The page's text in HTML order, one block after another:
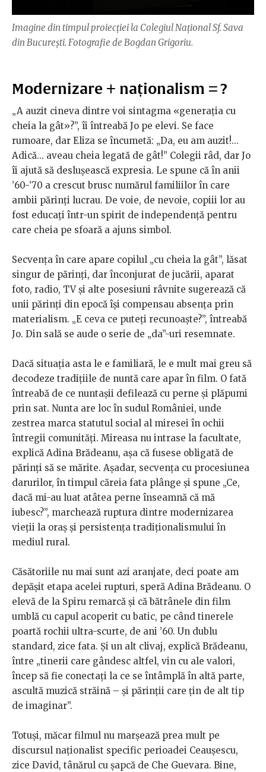
Imagine din timpul proiecției la Colegiul Național Sf. Sava
din București. Fotografie de Bogdan Grigoriu.
Modernizare + naționalism = ?
„A auzit cineva dintre voi sintagma «generația cu
cheia la gât»?”, îi întreabă Jo pe elevi. Se face
rumoare, dar Eliza se încumetă: „Da, eu am auzit!...
Adică... aveau cheia legată de gât!” Colegii râd, dar Jo
îi ajută să deslușească expresia. Le spune că în anii
’60-’70 a crescut brusc numărul familiilor în care
ambii părinți lucrau. De voie, de nevoie, copiii lor au
fost educați într-un spirit de independență pentru
care cheia pe sfoară a ajuns simbol.
Secvența în care apare copilul „cu cheia la gât”, lăsat
singur de părinți, dar înconjurat de jucării, aparat
foto, radio, TV și alte posesiuni râvnite sugerează că
unii părinți din epocă își compensau absența prin
materialism. „E ceva ce puteți recunoaște?”, întreabă
Jo. Din sală se aude o serie de „da”-uri resemnate.
Dacă situația asta le e familiară, le e mult mai greu să
decodeze tradițiile de nuntă care apar în film. O fată
întreabă de ce nuntașii defilează cu perne și plăpumi
prin sat. Nunta are loc în sudul României, unde
zestrea marca statutul social al miresei în ochii
întregii comunități. Mireasa nu intrase la facultate,
explică Adina Brădeanu, așa că fusese obligată de
părinți să se mărite. Așadar, secvența cu procesiunea
darurilor, în timpul căreia fata plânge și spune „Ce,
dacă mi-au luat atâtea perne înseamnă că mă
iubesc?”, marchează ruptura dintre modernizarea
vieții la oraș și persistența tradiționalismului în
mediul rural.
Căsătoriile nu mai sunt azi aranjate, deci poate am
depășit etapa acelei rupturi, speră Adina Brădeanu. O
elevă de la Spiru remarcă și că bătrânele din film
umblă cu capul acoperit cu batic, pe când tinerele
poartă rochii ultra-scurte, de ani ’60. Un dublu
standard, zice fata. Și un alt clivaj, explică Brădeanu,
între „tinerii care gândesc altfel, vin cu ale valori,
încep să fie conectați la ce se întâmplă în altă parte,
ascultă muzică străină – și părinții care țin de alt tip
de imaginar”.
Totuși, măcar filmul nu marșează prea mult pe
discursul naționalist specific perioadei Ceaușescu,
zice David, tânărul cu șapcă de Che Guevara. Bine,